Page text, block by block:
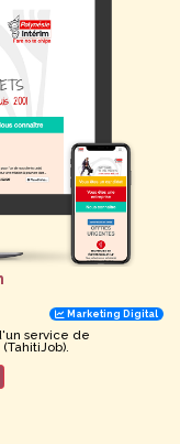
Marketing Digital
service de